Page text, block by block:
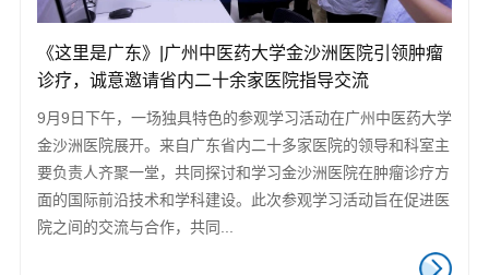
《这里是广东》|广州中医药大学金沙洲医院引领肿瘤
诊疗，诚意邀请省内二十余家医院指导交流
9月9日下午，一场独具特色的参观学习活动在广州中医药大学
金沙洲医院展开。来自广东省内二十多家医院的领导和科室主
要负责人齐聚一堂，共同探讨和学习金沙洲医院在肿瘤诊疗方
面的国际前沿技术和学科建设。此次参观学习活动旨在促进医
院之间的交流与合作，共同...